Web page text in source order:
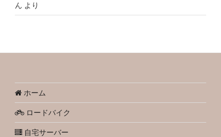
ん より
ホーム
ロードバイク
自宅サーバー